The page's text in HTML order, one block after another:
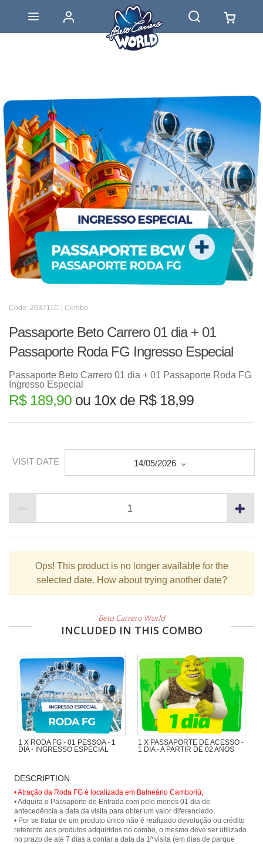
Code: 263711C | Combo
Passaporte Beto Carrero 01 dia + 01
Passaporte Roda FG Ingresso Especial
Passaporte Beto Carrero 01 dia + 01 Passaporte Roda FG
Ingresso Especial
R$ 189,90 ou 10x de R$ 18,99
VISIT DATE 14/05/2026
Ops! This product is no longer available for the
selected date. How about trying another date?
Beto Carrero World
INCLUDED IN THIS COMBO
1 X RODA FG - 01 PESSOA - 1
DIA - INGRESSO ESPECIAL
1 X PASSAPORTE DE ACESSO -
1 DIA - A PARTIR DE 02 ANOS
DESCRIPTION
• Atração da Roda FG é localizada em Balneário Camboriú;
• Adquira o Passaporte de Entrada com pelo menos 01 dia de
antecedência a data da visita para obter um valor diferenciado;
• Por se tratar de um produto único não é realizado devolução ou crédito
referente aos produtos adquiridos no combo, o mesmo deve ser utilizado
no prazo de até 7 dias a contar a data da 1ª visita (em dias de parque